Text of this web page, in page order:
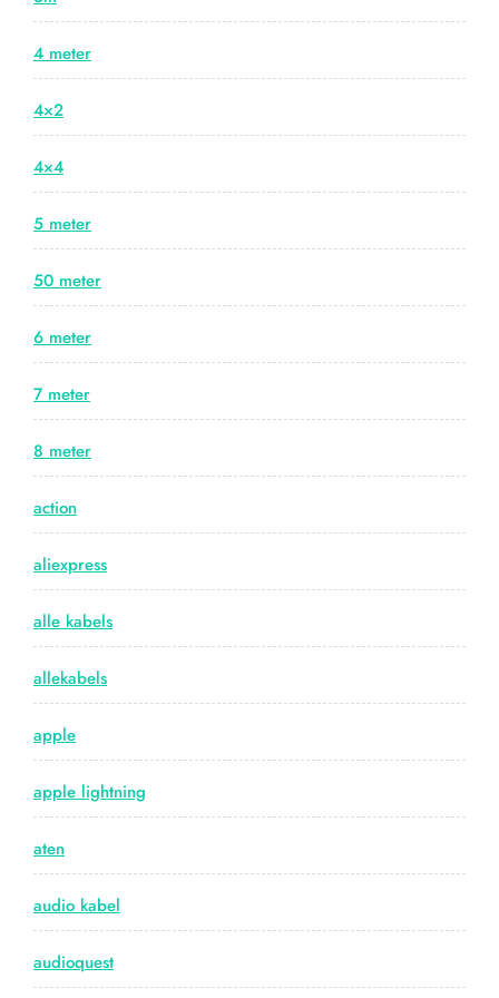
4 meter
4×2
4×4
5 meter
50 meter
6 meter
7 meter
8 meter
action
aliexpress
alle kabels
allekabels
apple
apple lightning
aten
audio kabel
audioquest